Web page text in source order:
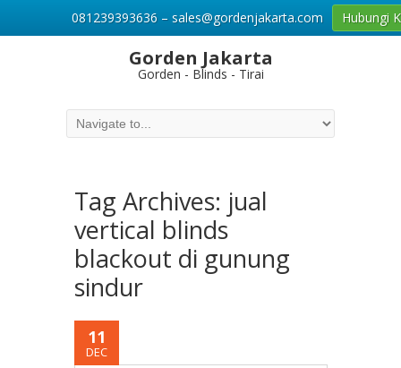
Gorden Jakarta
Gorden - Blinds - Tirai
Tag Archives: jual
vertical blinds
blackout di gunung
sindur
11
DEC
081239393636 – sales@gordenjakarta.com Hubungi